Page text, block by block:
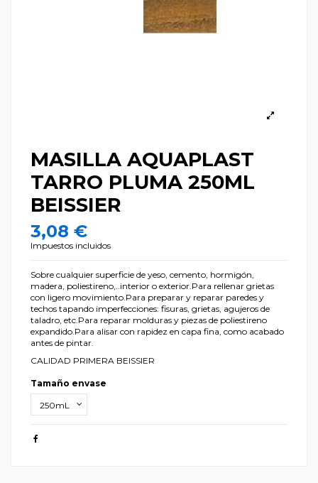
MASILLA AQUAPLAST
TARRO PLUMA 250ML
BEISSIER
3,08 €
Impuestos incluidos
Sobre cualquier superficie de yeso, cemento, hormigón,
madera, poliestireno,..interior o exterior.Para rellenar grietas
con ligero movimiento.Para preparar y reparar paredes y
techos tapando imperfecciones: fisuras, grietas, agujeros de
taladro, etc.Para reparar molduras y piezas de poliestireno
expandido.Para alisar con rapidez en capa fina, como acabado
antes de pintar.
CALIDAD PRIMERA BEISSIER
Tamaño envase